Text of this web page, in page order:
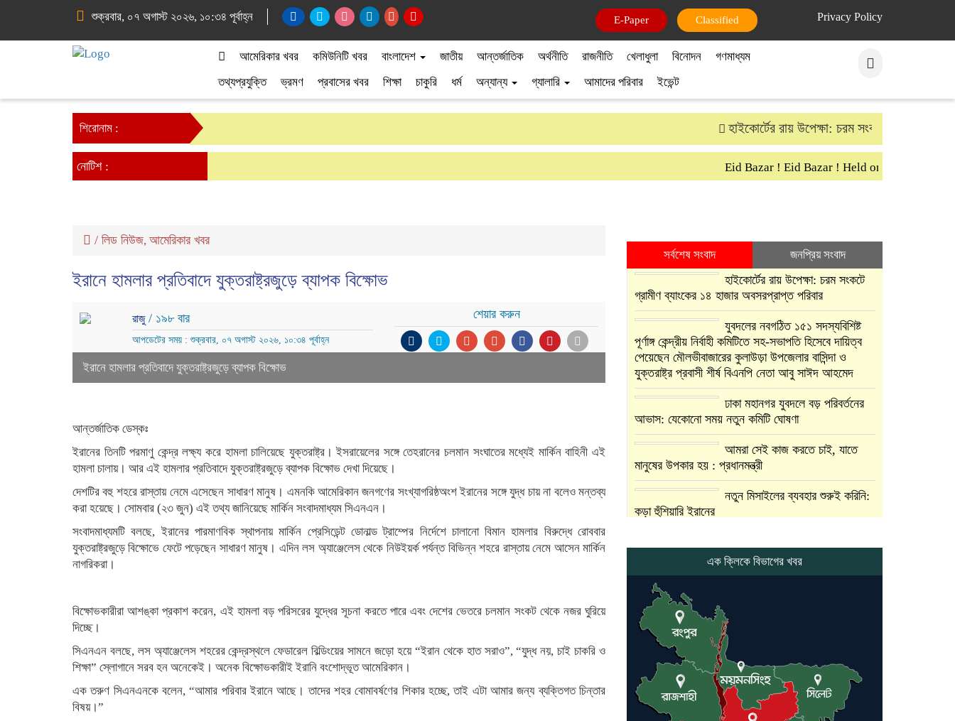
শুক্রবার, ০৭ অগাস্ট ২০২৬, ১০:৩৪ পূর্বাহ্ন Privacy Policy
E-Paper Classified
আমেরিকার খবর কমিউনিটি খবর বাংলাদেশ জাতীয় আন্তর্জাতিক অর্থনীতি রাজনীতি খেলাধুলা বিনোদন
গণমাধ্যম
তথ্যপ্রযুক্তি
ভ্রমণ প্রবাসের খবর শিক্ষা চাকুরি ধর্ম অন্যান্য গ্যালারি আমাদের পরিবার ইভেন্ট
শিরোনাম : হাইকোর্টের রায় উপেক্ষা: চরম সংকটে গ্রামীণ
নোটিশ : Eid Bazar ! Eid Bazar ! Held on 30th March
/ লিড নিউজ, আমেরিকার খবর
ইরানে হামলার প্রতিবাদে যুক্তরাষ্ট্রজুড়ে ব্যাপক বিক্ষোভ
রাজু / ১৯৮ বার
আপডেটের সময় : শুক্রবার, ০৭ অগাস্ট ২০২৬, ১০:৩৪ পূর্বাহ্ন
শেয়ার করুন
ইরানে হামলার প্রতিবাদে যুক্তরাষ্ট্রজুড়ে ব্যাপক বিক্ষোভ
আন্তর্জাতিক ডেস্কঃ
ইরানের তিনটি পরমাণু কেন্দ্র লক্ষ্য করে হামলা চালিয়েছে যুক্তরাষ্ট্র। ইসরায়েলের সঙ্গে তেহরানের চলমান সংঘাতের মধ্যেই মার্কিন বাহিনী এই
হামলা চালায়। আর এই হামলার প্রতিবাদে যুক্তরাষ্ট্রজুড়ে ব্যাপক বিক্ষোভ দেখা দিয়েছে।
দেশটির বহু শহরে রাস্তায় নেমে এসেছেন সাধারণ মানুষ। এমনকি আমেরিকান জনগণের সংখ্যাগরিষ্ঠঅংশ ইরানের সঙ্গে যুদ্ধ চায় না বলেও মন্তব্য
করা হয়েছে। সোমবার (২৩ জুন) এই তথ্য জানিয়েছে মার্কিন সংবাদমাধ্যম সিএনএন।
সংবাদমাধ্যমটি বলছে, ইরানের পারমাণবিক স্থাপনায় মার্কিন প্রেসিডেন্ট ডোনাল্ড ট্রাম্পের নির্দেশে চালানো বিমান হামলার বিরুদ্ধে রোববার
যুক্তরাষ্ট্রজুড়ে বিক্ষোভে ফেটে পড়েছেন সাধারণ মানুষ। এদিন লস অ্যাঞ্জেলেস থেকে নিউইয়র্ক পর্যন্ত বিভিন্ন শহরে রাস্তায় নেমে আসেন মার্কিন
নাগরিকরা।
বিক্ষোভকারীরা আশঙ্কা প্রকাশ করেন, এই হামলা বড় পরিসরের যুদ্ধের সূচনা করতে পারে এবং দেশের ভেতরে চলমান সংকট থেকে নজর ঘুরিয়ে
দিচ্ছে।
সিএনএন বলছে, লস অ্যাঞ্জেলেস শহরের কেন্দ্রস্থলে ফেডারেল বিল্ডিংয়ের সামনে জড়ো হয়ে “ইরান থেকে হাত সরাও”, “যুদ্ধ নয়, চাই চাকরি ও
শিক্ষা” স্লোগানে সরব হন অনেকেই। অনেক বিক্ষোভকারীই ইরানি বংশোদ্ভূত আমেরিকান।
এক তরুণ সিএনএনকে বলেন, “আমার পরিবার ইরানে আছে। তাদের শহর বোমাবর্ষণের শিকার হচ্ছে, তাই এটা আমার জন্য ব্যক্তিগত চিন্তার
বিষয়।”
সর্বশেষ সংবাদ জনপ্রিয় সংবাদ
হাইকোর্টের রায় উপেক্ষা: চরম সংকটে
গ্রামীণ ব্যাংকের ১৪ হাজার অবসরপ্রাপ্ত পরিবার
যুবদলের নবগঠিত ১৫১ সদস্যবিশিষ্ট
পূর্ণাঙ্গ কেন্দ্রীয় নির্বাহী কমিটিতে সহ-সভাপতি হিসেবে দায়িত্ব
পেয়েছেন মৌলভীবাজারের কুলাউড়া উপজেলার বাসিন্দা ও
যুক্তরাষ্ট্র প্রবাসী শীর্ষ বিএনপি নেতা আবু সাঈদ আহমেদ
ঢাকা মহানগর যুবদলে বড় পরিবর্তনের
আভাস: যেকোনো সময় নতুন কমিটি ঘোষণা
আমরা সেই কাজ করতে চাই, যাতে
মানুষের উপকার হয় : প্রধানমন্ত্রী
নতুন মিসাইলের ব্যবহার শুরুই করিনি:
কড়া হুঁশিয়ারি ইরানের
প্রণালি সবার জন্য উন্মুক্ত: আরাকচি
ট্রাম্প
ইরানে কঠোর হামলা অব্যাহত রাখতে
ট্রাম্পকে আহ্বান সৌদি আরবের
ইরাকসহ মধ্যপ্রাচ্যে ২৪ হামলা চালাল
ইরানপন্থি গোষ্ঠী
এক ক্লিকে বিভাগের খবর